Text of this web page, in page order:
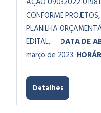
AÇÃO 09032022-
CONFORME
PLANILHA
EDITAL.
DATA DE
março de 2023.
Detalhes